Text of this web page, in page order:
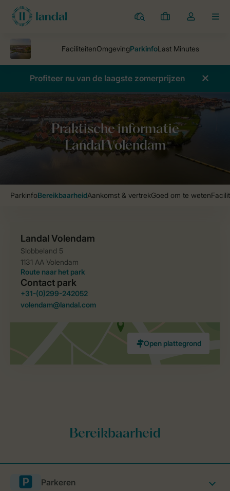
Parken
Mijn
Open
mijn
account
Profiteer nu van de laagste zomerprijzen
Parkeren